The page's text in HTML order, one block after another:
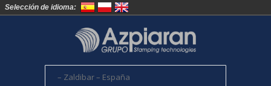
Selección de idioma: